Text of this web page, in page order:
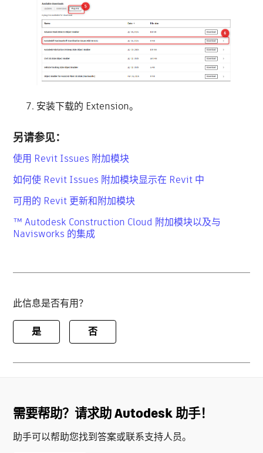
安装下载的 Extension。
另请参见：
使用 Revit Issues 附加模块
如何使 Revit Issues 附加模块显示在 Revit 中
可用的 Revit 更新和附加模块
™ Autodesk Construction Cloud 附加模块以及与
Navisworks 的集成
此信息是否有用？
是 否
需要帮助？请求助 Autodesk 助手！
助手可以帮助您找到答案或联系支持人员。